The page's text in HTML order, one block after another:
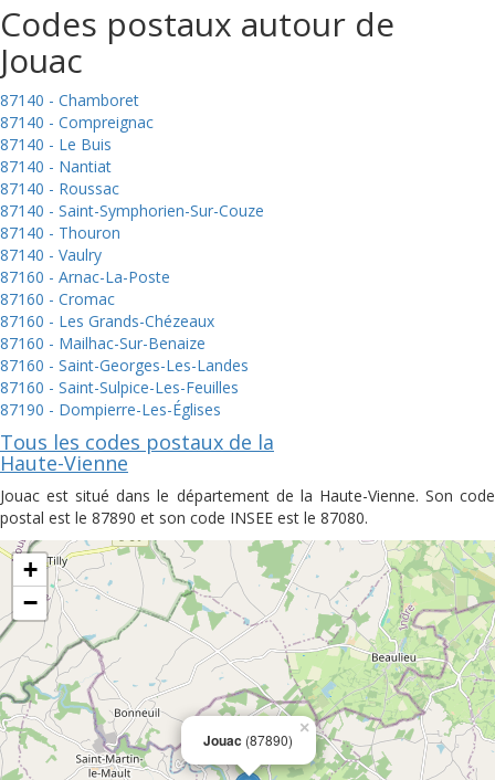
Codes postaux autour de
Jouac
87140 - Chamboret
87140 - Compreignac
87140 - Le Buis
87140 - Nantiat
87140 - Roussac
87140 - Saint-Symphorien-Sur-Couze
87140 - Thouron
87140 - Vaulry
87160 - Arnac-La-Poste
87160 - Cromac
87160 - Les Grands-Chézeaux
87160 - Mailhac-Sur-Benaize
87160 - Saint-Georges-Les-Landes
87160 - Saint-Sulpice-Les-Feuilles
87190 - Dompierre-Les-Églises
Tous les codes postaux de la
Haute-Vienne
Jouac est situé dans le département de la Haute-Vienne. Son code
postal est le 87890 et son code INSEE est le 87080.
Jouac (87890)
×
+
−